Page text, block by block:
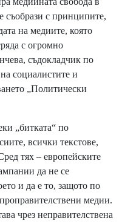
съобрази с принципите,
на медиите, която
с огромно
съдокладчик по
социалистите и
„Политически
„битката“ по
всички текстове,
тях – европейските
да не се
и да е то, защото по
медии.
чрез неправителствена